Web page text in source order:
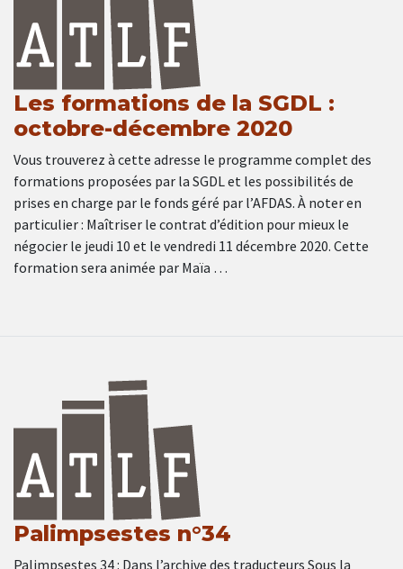
Les formations de la SGDL :
octobre-décembre 2020
Vous trouverez à cette adresse le programme complet des
formations proposées par la SGDL et les possibilités de
prises en charge par le fonds géré par l’AFDAS. À noter en
particulier : Maîtriser le contrat d’édition pour mieux le
négocier le jeudi 10 et le vendredi 11 décembre 2020. Cette
formation sera animée par Maïa …
Palimpsestes n°34
Palimpsestes 34 : Dans l’archive des traducteurs Sous la